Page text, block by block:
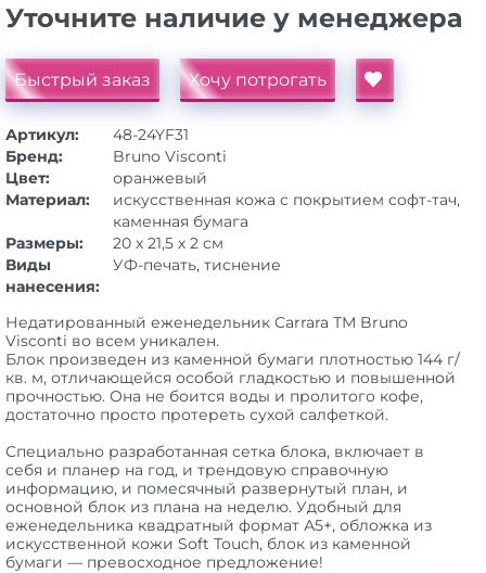
Уточните наличие у менеджера
Быстрый заказ Хочу потрогать
Артикул:
48-24YF31
Бренд:
Bruno Visconti
Цвет:
оранжевый
Материал:
искусственная кожа с покрытием софт-тач,
каменная бумага
Размеры:
20 х 21,5 х 2 см
Виды
нанесения:
УФ-печать, тиснение
Недатированный еженедельник Carrara ТМ Bruno
Visconti во всем уникален.
Блок произведен из каменной бумаги плотностью 144 г/
кв. м, отличающейся особой гладкостью и повышенной
прочностью. Она не боится воды и пролитого кофе,
достаточно просто протереть сухой салфеткой.
Специально разработанная сетка блока, включает в
себя и планер на год, и трендовую справочную
информацию, и помесячный развернутый план, и
основной блок из плана на неделю. Удобный для
еженедельника квадратный формат А5+, обложка из
искусственной кожи Soft Touch, блок из каменной
бумаги — превосходное предложение!